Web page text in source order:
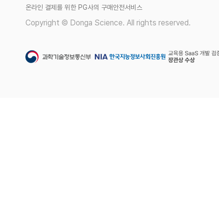
온라인 결제를 위한 PG사의 구매안전서비스
Copyright © Donga Science. All rights reserved.